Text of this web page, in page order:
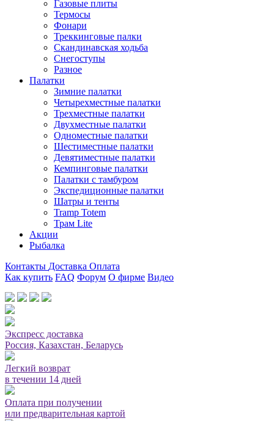
Газовые плиты
Термосы
Фонари
Треккинговые палки
Скандинавская ходьба
Снегоступы
Разное
Палатки
Зимние палатки
Четырехместные палатки
Трехместные палатки
Двухместные палатки
Одноместные палатки
Шестиместные палатки
Девятиместные палатки
Кемпинговые палатки
Палатки с тамбуром
Экспедиционные палатки
Шатры и тенты
Tramp Totem
Трам Lite
Акции
Рыбалка
Контакты Доставка Оплата
Как купить FAQ Форум О фирме Видео
Экспресс доставка
Россия, Казахстан, Беларусь
Легкий возврат
в течении 14 дней
Оплата при получении
или предварительная картой